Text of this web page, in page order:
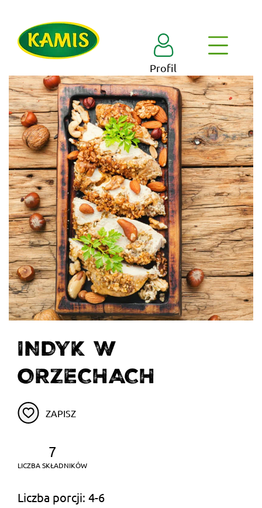
Profil
INDYK W
ORZECHACH
ZAPISZ
7
LICZBA SKŁADNIKÓW
Liczba porcji: 4-6